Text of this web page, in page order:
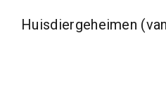
Huisdiergeheimen